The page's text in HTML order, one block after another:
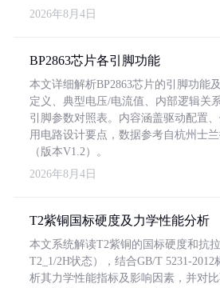
2026年8月4日
BP2863芯片各引脚功能
本文详细解析BP2863芯片的引脚功能
定义、典型电压/电流值、内部逻辑关
引脚参数对照表。内容涵盖驱动配置
用电路设计要点，数据参考自杭州士
（版本V1.2）。
2026年8月4日
T2紫铜国标硬度及力学性能分析
本文系统解读T2紫铜的国标硬度和抗
T2_1/2H状态），结合GB/T 5231-2012
析其力学性能指标及影响因素，并对